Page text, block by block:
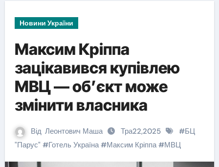
Новини України
Максим Кріппа
зацікавився купівлею
МВЦ — об’єкт може
змінити власника
Від Леонтович Маша Тра22,2025 #БЦ
"Парус" #Готель Україна#Максим Кріппа#МВЦ